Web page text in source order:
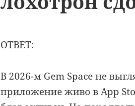
ОТВЕТ:
В 2026-м Gem Space не
приложение живо в App